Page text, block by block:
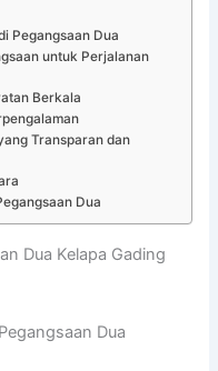
Pegangsaan Dua
untuk Perjalanan
Berkala
Transparan dan
Dua
Dua Kelapa Gading
Dua